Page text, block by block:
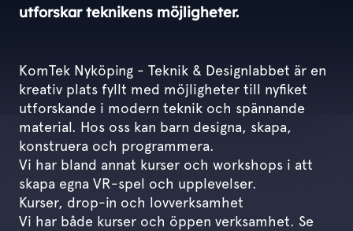
utforskar teknikens möjligheter.
KomTek Nyköping - Teknik & Designlabbet är en
kreativ plats fyllt med möjligheter till nyfiket
utforskande i modern teknik och spännande
material. Hos oss kan barn designa, skapa,
konstruera och programmera.
Vi har bland annat kurser och workshops i att
skapa egna VR-spel och upplevelser.
Kurser, drop-in och lovverksamhet
Vi har både kurser och öppen verksamhet. Se